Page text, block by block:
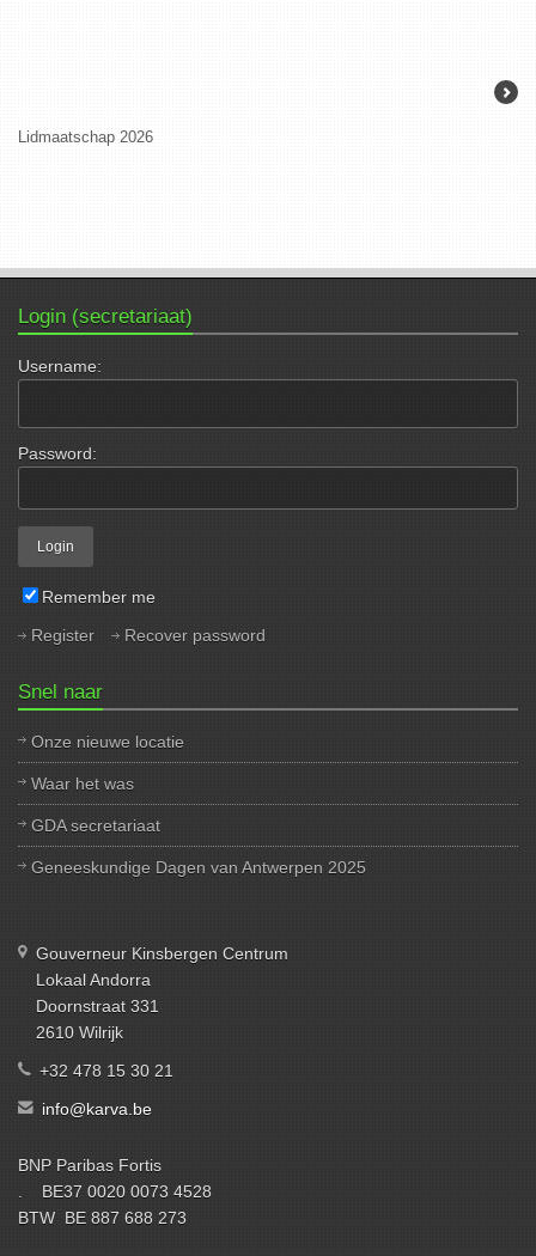
Lidmaatschap 2026
Login (secretariaat)
Username:
Password:
Remember me
Register
Recover password
Snel naar
Onze nieuwe locatie
Waar het was
GDA secretariaat
Geneeskundige Dagen van Antwerpen 2025
Gouverneur Kinsbergen Centrum
Lokaal Andorra
Doornstraat 331
2610 Wilrijk
+32 478 15 30 21
info@karva.be
BNP Paribas Fortis
. BE37 0020 0073 4528
BTW BE 887 688 273